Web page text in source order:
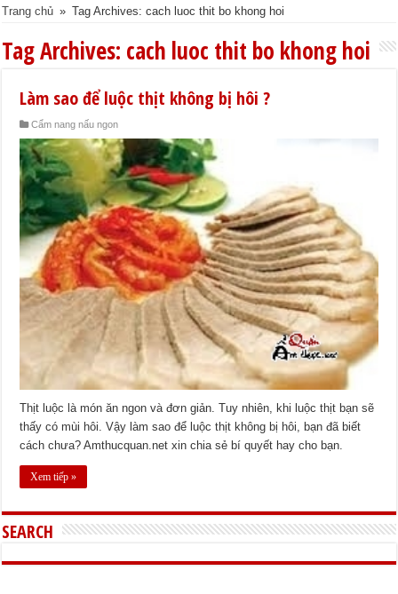
Trang chủ » Tag Archives: cach luoc thit bo khong hoi
Tag Archives: cach luoc thit bo khong hoi
Làm sao để luộc thịt không bị hôi ?
Cẩm nang nấu ngon
Thịt luộc là món ăn ngon và đơn giản. Tuy nhiên, khi luộc thịt bạn sẽ
thấy có mùi hôi. Vậy làm sao để luộc thịt không bị hôi, bạn đã biết
cách chưa? Amthucquan.net xin chia sẻ bí quyết hay cho bạn.
Xem tiếp »
SEARCH